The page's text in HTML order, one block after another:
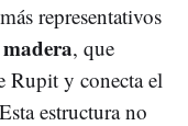
representativos
, que
Rupit y conecta el
estructura no